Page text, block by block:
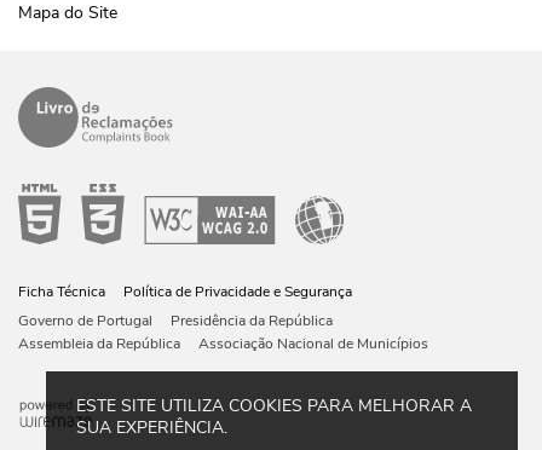
Mapa do Site
Ficha Técnica
Política de Privacidade e Segurança
Governo de Portugal
Presidência da República
Assembleia da República
Associação Nacional de Municípios
ESTE SITE UTILIZA COOKIES PARA MELHORAR A
SUA EXPERIÊNCIA.